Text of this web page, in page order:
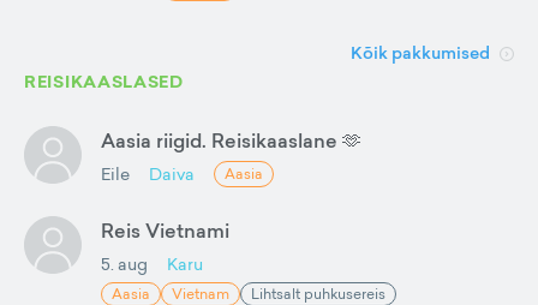
Kõik pakkumised
REISIKAASLASED
Aasia riigid. Reisikaaslane 🫶
Eile Daiva Aasia
Reis Vietnami
5. aug Karu
Aasia Vietnam Lihtsalt puhkusereis